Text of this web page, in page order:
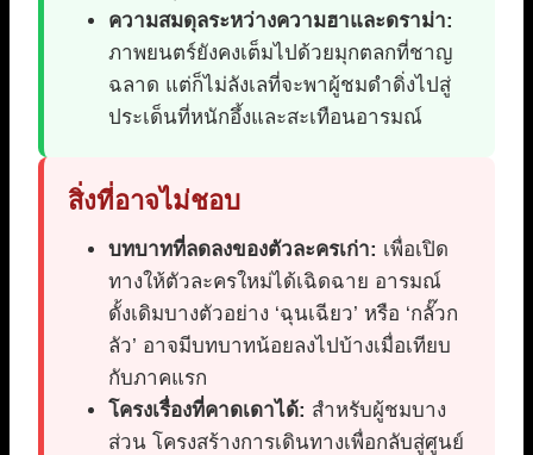
ความสมดุลระหว่างความฮาและดราม่า:
ภาพยนตร์ยังคงเต็มไปด้วยมุกตลกที่ชาญ
ฉลาด แต่ก็ไม่ลังเลที่จะพาผู้ชมดำดิ่งไปสู่
ประเด็นที่หนักอึ้งและสะเทือนอารมณ์
สิ่งที่อาจไม่ชอบ
บทบาทที่ลดลงของตัวละครเก่า: เพื่อเปิด
ทางให้ตัวละครใหม่ได้เฉิดฉาย อารมณ์
ดั้งเดิมบางตัวอย่าง ‘ฉุนเฉียว’ หรือ ‘กลั๊วก
ลัว’ อาจมีบทบาทน้อยลงไปบ้างเมื่อเทียบ
กับภาคแรก
โครงเรื่องที่คาดเดาได้: สำหรับผู้ชมบาง
ส่วน โครงสร้างการเดินทางเพื่อกลับสู่ศูนย์